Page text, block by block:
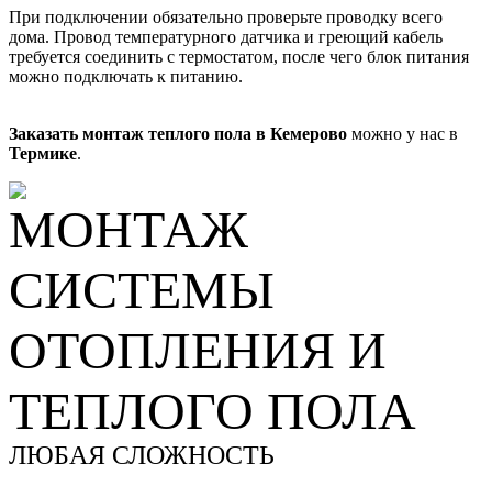
При подключении обязательно проверьте проводку всего
дома. Провод температурного датчика и греющий кабель
требуется соединить с термостатом, после чего блок питания
можно подключать к питанию.
Заказать монтаж теплого пола в Кемерово можно у нас в
Термике.
МОНТАЖ
СИСТЕМЫ
ОТОПЛЕНИЯ И
ТЕПЛОГО ПОЛА
ЛЮБАЯ СЛОЖНОСТЬ